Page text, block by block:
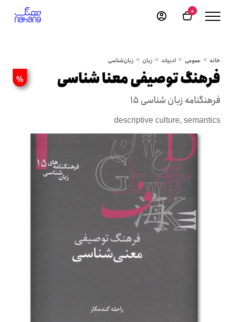
0
خانه عمومی ادبیات زبان زبان‌شناسی
% فرهنگ توصیفی معنا شناسی
فرهنگنامه زبان شناسی 15
descriptive culture, semantics